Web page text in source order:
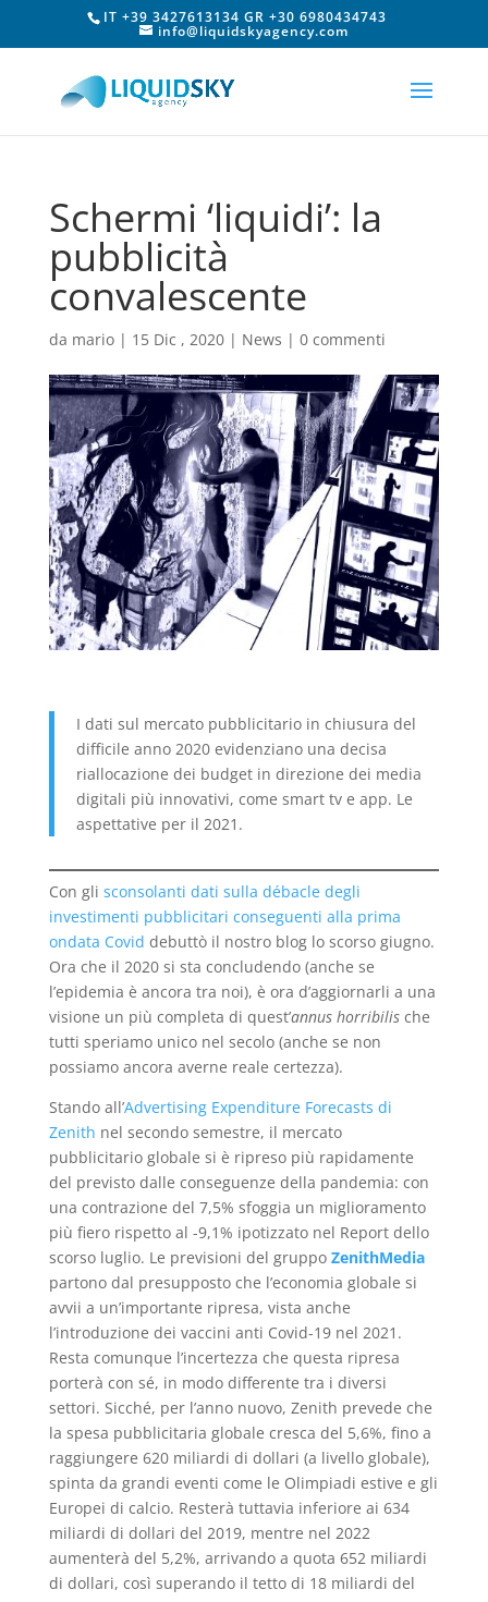
IT +39 3427613134 GR +30 6980434743
info@liquidskyagency.com
Schermi ‘liquidi’: la
pubblicità
convalescente
da mario| 15 Dic , 2020| News | 0 commenti
I dati sul mercato pubblicitario in chiusura del
difficile anno 2020 evidenziano una decisa
riallocazione dei budget in direzione dei media
digitali più innovativi, come smart tv e app. Le
aspettative per il 2021.
Con gli sconsolanti dati sulla débacle degli
investimenti pubblicitari conseguenti alla prima
ondata Covid debuttò il nostro blog lo scorso giugno.
Ora che il 2020 si sta concludendo (anche se
l’epidemia è ancora tra noi), è ora d’aggiornarli a una
visione un più completa di quest’annus horribilis che
tutti speriamo unico nel secolo (anche se non
possiamo ancora averne reale certezza).
Stando all’Advertising Expenditure Forecasts di
Zenith nel secondo semestre, il mercato
pubblicitario globale si è ripreso più rapidamente
del previsto dalle conseguenze della pandemia: con
una contrazione del 7,5% sfoggia un miglioramento
più fiero rispetto al -9,1% ipotizzato nel Report dello
scorso luglio. Le previsioni del gruppo ZenithMedia
partono dal presupposto che l’economia globale si
avvii a un’importante ripresa, vista anche
l’introduzione dei vaccini anti Covid-19 nel 2021.
Resta comunque l’incertezza che questa ripresa
porterà con sé, in modo differente tra i diversi
settori. Sicché, per l’anno nuovo, Zenith prevede che
la spesa pubblicitaria globale cresca del 5,6%, fino a
raggiungere 620 miliardi di dollari (a livello globale),
spinta da grandi eventi come le Olimpiadi estive e gli
Europei di calcio. Resterà tuttavia inferiore ai 634
miliardi di dollari del 2019, mentre nel 2022
aumenterà del 5,2%, arrivando a quota 652 miliardi
di dollari, così superando il tetto di 18 miliardi del